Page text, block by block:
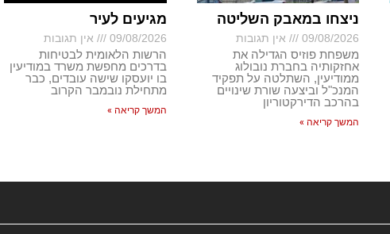
ניצחו במאבק השליטה
09/08/2026 אין תגובות
משפחת פוזיס הגדילה את
אחזקותיה בחברת נובולוג
ממודיעין, השתלטה על תפקיד
המנכ"ל וביצעה שורת שינויים
בהרכב הדירקטוריון
המשך קריאה »
מגיעים לעיר
09/08/2026 אין תגובות
הרשות הלאומית לבטיחות
בדרכים מחפשת משרד במודיעין
בו יועסקו שישה עובדים, כבר
מתחילת נובמבר הקרוב
המשך קריאה »